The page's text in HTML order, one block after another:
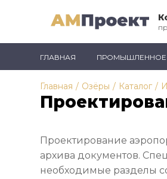
ГЛАВНАЯ ПРОМЫШЛЕННОЕ
Главная / Озёры / Каталог /
Проектирование
архива документов.
необходимые разделы